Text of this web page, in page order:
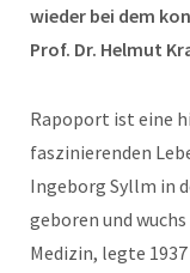
wieder bei dem
Prof. Dr. Helmut
Rapoport ist eine
faszinierenden
Ingeborg Syllm in
geboren und
Medizin, legte